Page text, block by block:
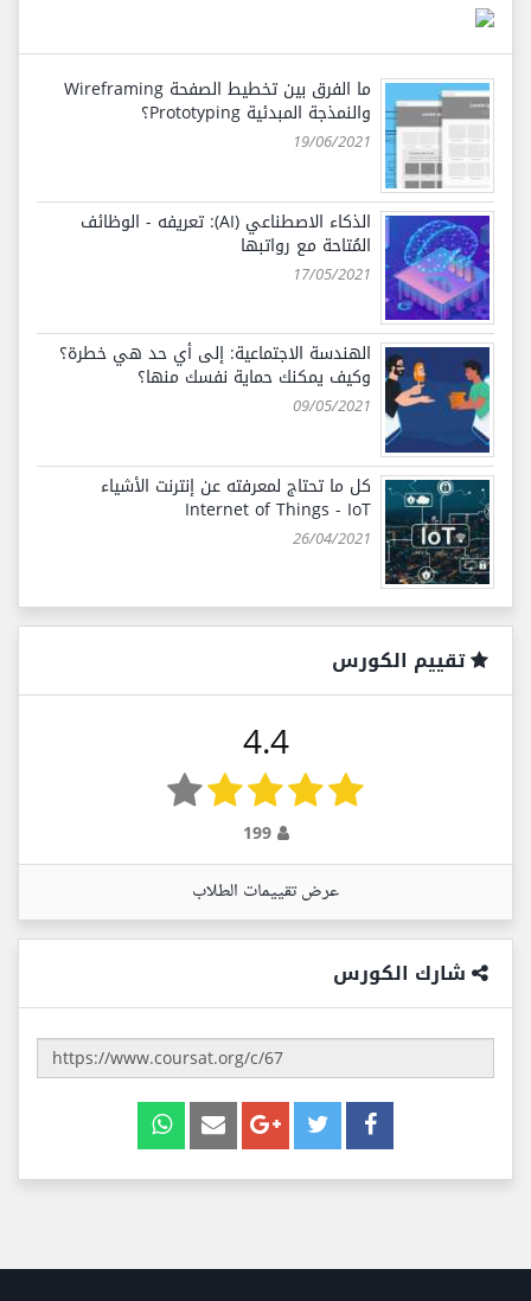
ما الفرق بين تخطيط الصفحة Wireframing
والنمذجة المبدئية Prototyping؟
19/06/2021
الذكاء الاصطناعي (AI): تعريفه - الوظائف
المُتاحة مع رواتبها
17/05/2021
الهندسة الاجتماعية: إلى أي حد هي خطرة؟
وكيف يمكنك حماية نفسك منها؟
09/05/2021
كل ما تحتاج لمعرفته عن إنترنت الأشياء
Internet of Things - IoT
26/04/2021
تقييم الكورس
4.4
199
عرض تقييمات الطلاب
شارك الكورس